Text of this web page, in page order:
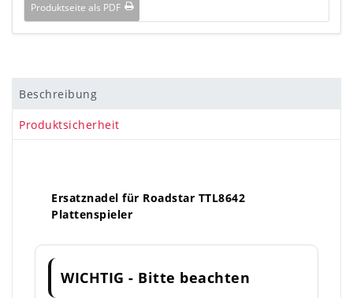
Produktseite als PDF
Beschreibung
Produktsicherheit
Ersatznadel für Roadstar TTL8642
Plattenspieler
WICHTIG - Bitte beachten